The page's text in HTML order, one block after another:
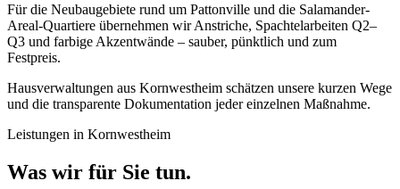
Für die Neubaugebiete rund um Pattonville und die Salamander-
Areal-Quartiere übernehmen wir Anstriche, Spachtelarbeiten Q2–
Q3 und farbige Akzentwände – sauber, pünktlich und zum
Festpreis.
Hausverwaltungen aus Kornwestheim schätzen unsere kurzen Wege
und die transparente Dokumentation jeder einzelnen Maßnahme.
Leistungen in Kornwestheim
Was wir für Sie tun.